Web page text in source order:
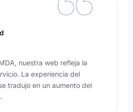
nuestra web refleja la
La experiencia del
tradujo en un aumento del